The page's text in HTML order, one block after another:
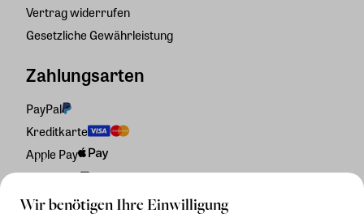
Wir benötigen Ihre Einwilligung
Vertrag widerrufen
Gesetzliche Gewährleistung
Zahlungsarten
PayPal
Kreditkarte
Apple Pay
Rechnung